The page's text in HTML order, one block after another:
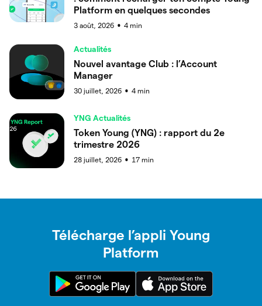
Platform en quelques secondes
3 août, 2026 ● 4 min
Actualités
Nouvel avantage Club : l’Account
Manager
30 juillet, 2026 ● 4 min
YNG Actualités
Token Young (YNG) : rapport du 2e
trimestre 2026
28 juillet, 2026 ● 17 min
Télécharge l’appli Young
Platform